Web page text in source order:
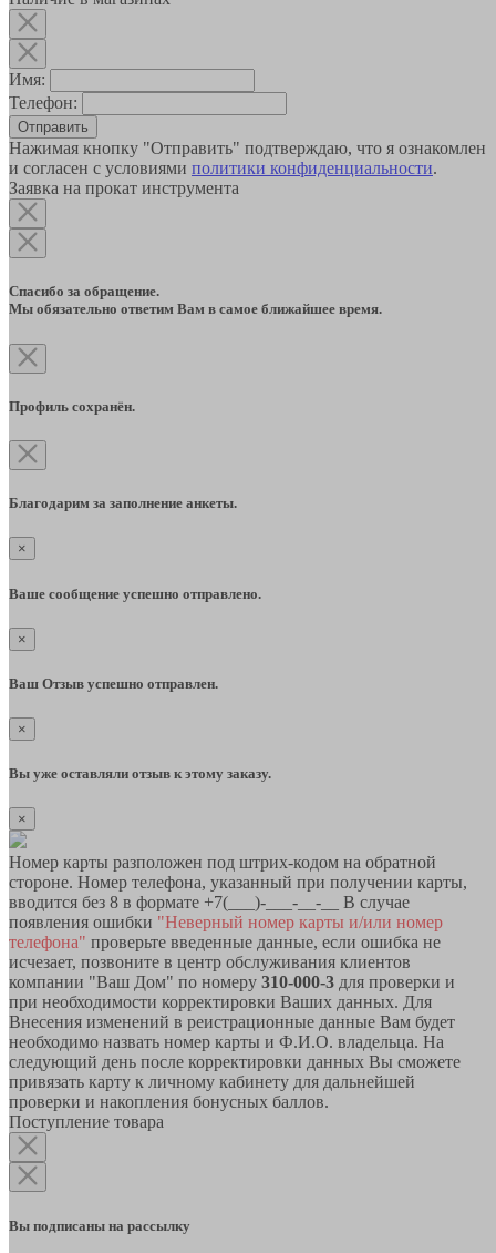
Имя:
Телефон:
Отправить
Нажимая кнопку "Отправить" подтверждаю, что я ознакомлен
и согласен с условиями политики конфиденциальности.
Заявка на прокат инструмента
Спасибо за обращение.
Мы обязательно ответим Вам в самое ближайшее время.
Профиль сохранён.
Благодарим за заполнение анкеты.
×
Ваше сообщение успешно отправлено.
×
Ваш Отзыв успешно отправлен.
×
Вы уже оставляли отзыв к этому заказу.
×
Номер карты разположен под штрих-кодом на обратной
стороне. Номер телефона, указанный при получении карты,
вводится без 8 в формате +7(___)-___-__-__ В случае
появления ошибки "Неверный номер карты и/или номер
телефона" проверьте введенные данные, если ошибка не
исчезает, позвоните в центр обслуживания клиентов
компании "Ваш Дом" по номеру 310-000-3 для проверки и
при необходимости корректировки Ваших данных. Для
Внесения изменений в реистрационные данные Вам будет
необходимо назвать номер карты и Ф.И.О. владельца. На
следующий день после корректировки данных Вы сможете
привязать карту к личному кабинету для дальнейшей
проверки и накопления бонусных баллов.
Поступление товара
Вы подписаны на рассылку